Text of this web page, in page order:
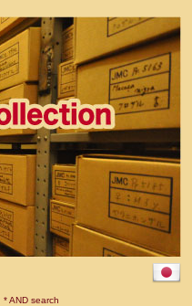
* AND search